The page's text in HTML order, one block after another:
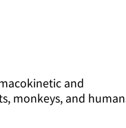
and
monkeys, and